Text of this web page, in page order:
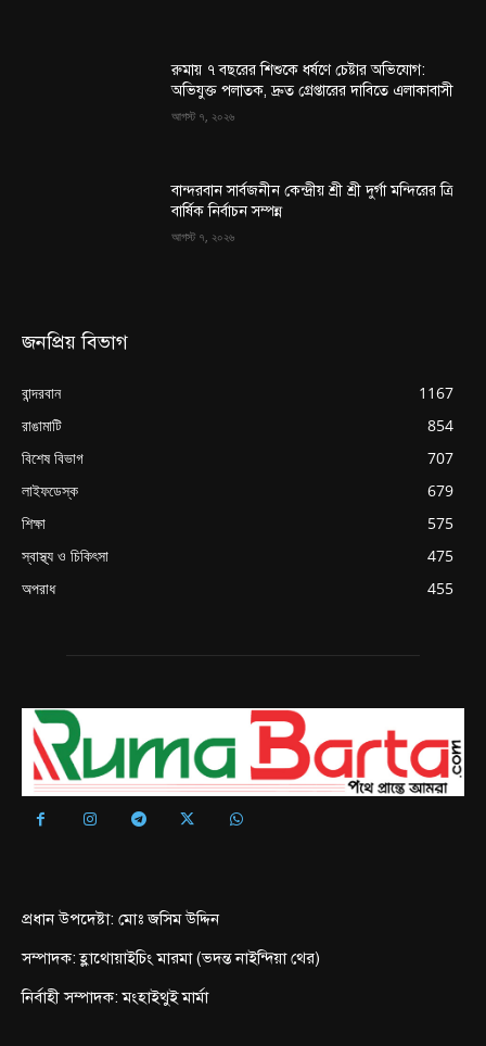
রুমায় ৭ বছরের শিশুকে ধর্ষণে চেষ্টার অভিযোগ:
অভিযুক্ত পলাতক, দ্রুত গ্রেপ্তারের দাবিতে এলাকাবাসী
আগস্ট ৭, ২০২৬
বান্দরবান সার্বজনীন কেন্দ্রীয় শ্রী শ্রী দুর্গা মন্দিরের ত্রি
বার্ষিক নির্বাচন সম্পন্ন
আগস্ট ৭, ২০২৬
জনপ্রিয় বিভাগ
বান্দরবান
1167
রাঙামাটি
854
বিশেষ বিভাগ
707
লাইফডেস্ক
679
শিক্ষা
575
স্বাস্থ্য ও চিকিৎসা
475
অপরাধ
455
প্রধান উপদেষ্টা: মোঃ জসিম উদ্দিন
সম্পাদক: হ্লাথোয়াইচিং মারমা (ভদন্ত নাইন্দিয়া থের)
নির্বাহী সম্পাদক: মংহাইথুই মার্মা